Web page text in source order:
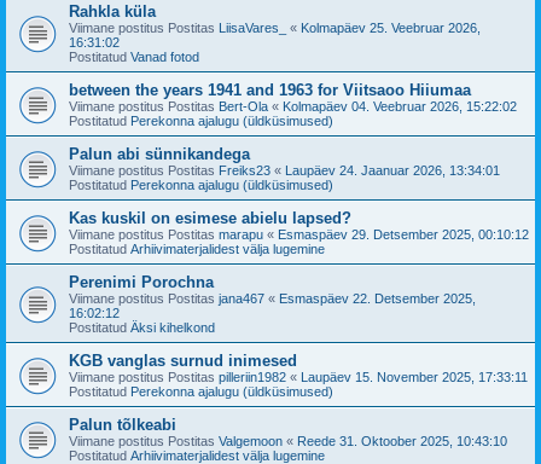
Rahkla küla
Viimane postitus Postitas LiisaVares_ « Kolmapäev 25. Veebruar 2026,
16:31:02
Postitatud Vanad fotod
between the years 1941 and 1963 for Viitsaoo Hiiumaa
Viimane postitus Postitas Bert-Ola « Kolmapäev 04. Veebruar 2026, 15:22:02
Postitatud Perekonna ajalugu (üldküsimused)
Palun abi sünnikandega
Viimane postitus Postitas Freiks23 « Laupäev 24. Jaanuar 2026, 13:34:01
Postitatud Perekonna ajalugu (üldküsimused)
Kas kuskil on esimese abielu lapsed?
Viimane postitus Postitas marapu « Esmaspäev 29. Detsember 2025, 00:10:12
Postitatud Arhiivimaterjalidest välja lugemine
Perenimi Porochna
Viimane postitus Postitas jana467 « Esmaspäev 22. Detsember 2025,
16:02:12
Postitatud Äksi kihelkond
KGB vanglas surnud inimesed
Viimane postitus Postitas pilleriin1982 « Laupäev 15. November 2025, 17:33:11
Postitatud Perekonna ajalugu (üldküsimused)
Palun tõlkeabi
Viimane postitus Postitas Valgemoon « Reede 31. Oktoober 2025, 10:43:10
Postitatud Arhiivimaterjalidest välja lugemine